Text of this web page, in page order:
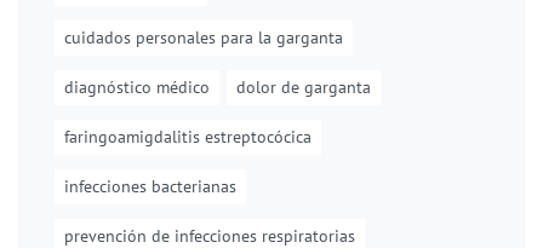
cuidados personales para la garganta
diagnóstico médico dolor de garganta
faringoamigdalitis estreptocócica
infecciones bacterianas
prevención de infecciones respiratorias